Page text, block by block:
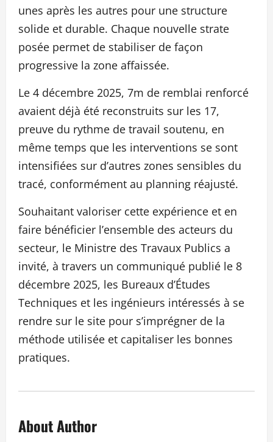
unes après les autres pour une structure
solide et durable. Chaque nouvelle strate
posée permet de stabiliser de façon
progressive la zone affaissée.
Le 4 décembre 2025, 7m de remblai renforcé
avaient déjà été reconstruits sur les 17,
preuve du rythme de travail soutenu, en
même temps que les interventions se sont
intensifiées sur d’autres zones sensibles du
tracé, conformément au planning réajusté.
Souhaitant valoriser cette expérience et en
faire bénéficier l’ensemble des acteurs du
secteur, le Ministre des Travaux Publics a
invité, à travers un communiqué publié le 8
décembre 2025, les Bureaux d’Études
Techniques et les ingénieurs intéressés à se
rendre sur le site pour s’imprégner de la
méthode utilisée et capitaliser les bonnes
pratiques.
About Author